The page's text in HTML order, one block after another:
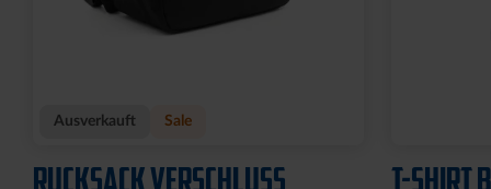
Ausverkauft Sale